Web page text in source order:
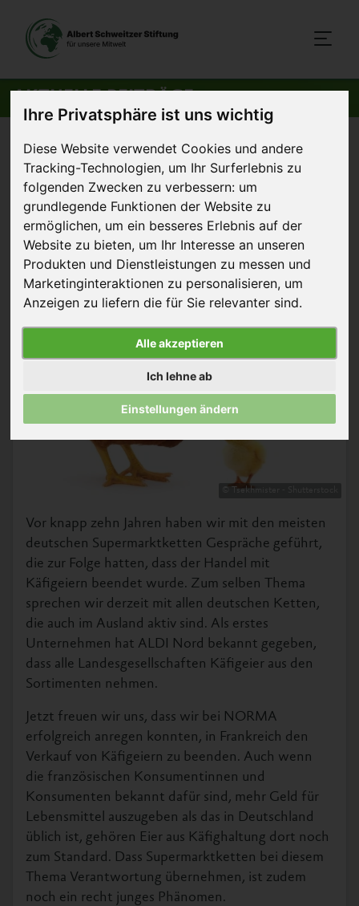
Ihre Privatsphäre ist uns wichtig
Diese Website verwendet Cookies und andere
Tracking-Technologien, um Ihr Surferlebnis zu
folgenden Zwecken zu verbessern: um
grundlegende Funktionen der Website zu
ermöglichen, um ein besseres Erlebnis auf der
Website zu bieten, um Ihr Interesse an unseren
Produkten und Dienstleistungen zu messen und
Marketinginteraktionen zu personalisieren, um
Anzeigen zu liefern die für Sie relevanter sind.
Alle akzeptieren
Ich lehne ab
Einstellungen ändern
Startseite > Aktuelles NORMA beendet Käfigeier-Verkauf in
Frankreich
12. August 2016
NORMA beendet Käfigeier-
Verkauf in Frankreich
© Tsekhmister - Shutterstock
Vor knapp zehn Jahren haben wir mit den meisten
deutschen Supermarktketten Gespräche geführt,
die zur Folge hatten, dass der Handel mit
Käfigeiern beendet wurde. Zum selben Thema
sprechen wir derzeit mit allen deutschen Ketten,
die auch im Ausland aktiv sind. Als erstes
Unternehmen hat ALDI Nord bekannt gegeben,
dass alle Landesgesellschaften Käfigeier aus den
Sortimenten nehmen.
Jetzt freuen wir uns, dass wir bei NORMA
erfolgreich anregen konnten, in Frankreich den
Verkauf von Käfigeiern zu beenden. Auch wenn
die französischen Konsumentinnen und
Konsumenten bekannt dafür sind, mehr Geld für
Lebensmittel auszugeben als das in Deutschland
üblich ist, gehören Eier aus Käfighaltung dort noch
zum Standard. Dass Supermarktketten bei diesem
Thema Verantwortung übernehmen, ist zudem
noch ein recht junges Phänomen.